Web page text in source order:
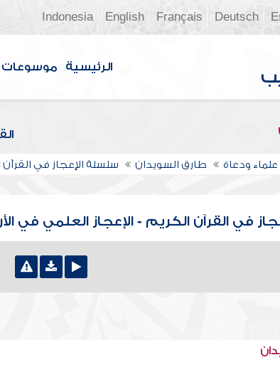
Deutsch
Français
English
Indonesia
الرئيسية موسوعات
علماء ودعاة طارق السويدان سلسلة الإعجاز في
في القرآن الكريم - الإعجاز العلمي في